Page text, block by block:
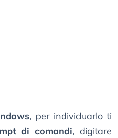
, per individuarlo ti
di comandi, digitare